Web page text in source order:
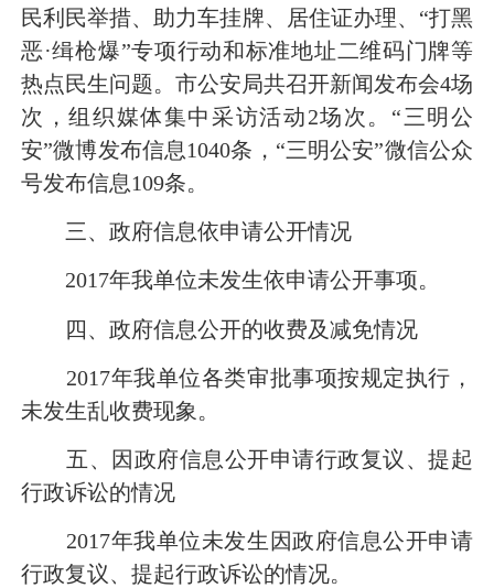
民利民举措、助力车挂牌、居住证办理、 “打黑
恶·缉枪爆”专项行动和标准地址二维码门牌等
热点民生问题。市公安局共召开新闻发布会4场
次，组织媒体集中采访活动2场次。 “三明公
安”微博发布信息1040条，“三明公安”微信公众
号发布信息109条。
三、政府信息依申请公开情况
2017年我单位未发生依申请公开事项。
四、政府信息公开的收费及减免情况
2017年我单位各类审批事项按规定执行，
未发生乱收费现象。
五、因政府信息公开申请行政复议、提起
行政诉讼的情况
2017年我单位未发生因政府信息公开申请
行政复议、提起行政诉讼的情况。